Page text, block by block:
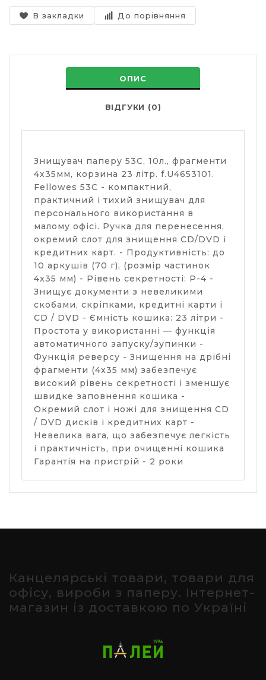
В закладки До порівняння
ОПИС
ВІДГУКИ (0)
Знищувач паперу 53C, 10л., фрагменти
4х35мм, корзина 23 літр. f.U4653101.
Fellowes 53C - компактний,
практичний і тихий знищувач для
персонального використання в
малому офісі. Ручка для перенесення,
окремий слот для знищення CD/DVD і
кредитних карт. - Продуктивність: до
10 аркушів (70 г), (розмір частинок
4x35 мм) - Рівень секретності: P-4 -
Знищує документи з невеликими
скобами, скріпками, кредитні карти і
CD / DVD - Ємність кошика: 23 літри -
Простота у використанні — функція
автоматичного запуску/зупинки -
Функція реверсу - Знищення на дрібні
фрагменти (4x35 мм) забезпечує
високий рівень секретності і зменшує
швидке заповнення кошика -
Окремий слот і ножі для знищення CD
/ DVD дисків і кредитних карт -
Невелика вага, що забезпечує легкість
і практичність, при очищенні кошика
Гарантія на пристрій - 2 роки
Канцелярські товари, товари для
офісу, вироби з паперу. Інтернет-
магазин із доставкою по Україні